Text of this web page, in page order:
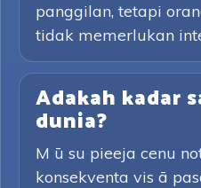
panggilan, tetapi
tidak memerlukan
Adakah kadar
dunia?
M ū su pieeja cenu
konsekventa vis ā